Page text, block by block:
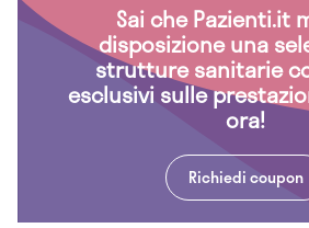
Sai che Pazienti.it
disposizione una
strutture sanitarie
esclusivi sulle
ora!
Richiedi coupon